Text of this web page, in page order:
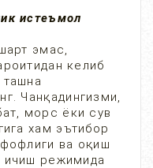
истеъмол
эмас,
келиб
Чанқадингизми,
морс ёки сув
хам эътибор
ва оқиш
ичиш режимида